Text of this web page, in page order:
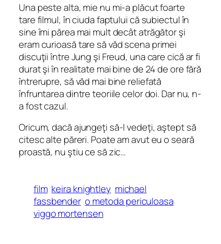
Una peste alta, mie nu mi-a plăcut foarte
tare filmul, în ciuda faptului că subiectul în
sine îmi părea mai mult decât atrăgător şi
eram curioasă tare să văd scena primei
discuţii între Jung şi Freud, una care cică ar fi
durat şi în realitate mai bine de 24 de ore fără
întrerupre, să văd mai bine reliefată
înfruntarea dintre teoriile celor doi. Dar nu, n-
a fost cazul.
Oricum, dacă ajungeţi să-l vedeţi, aştept să
citesc alte păreri. Poate am avut eu o seară
proastă, nu ştiu ce să zic…
film keira knightley michael
fassbender o metoda periculoasa
viggo mortensen